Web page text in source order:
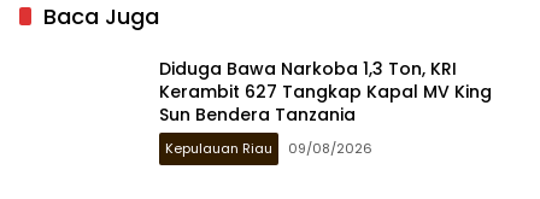
Baca Juga
Diduga Bawa Narkoba 1,3 Ton, KRI
Kerambit 627 Tangkap Kapal MV King
Sun Bendera Tanzania
Kepulauan Riau 09/08/2026